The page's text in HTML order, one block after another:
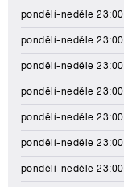
pondělí-neděle 23:00
pondělí-neděle 23:00
pondělí-neděle 23:00
pondělí-neděle 23:00
pondělí-neděle 23:00
pondělí-neděle 23:00
pondělí-neděle 23:00